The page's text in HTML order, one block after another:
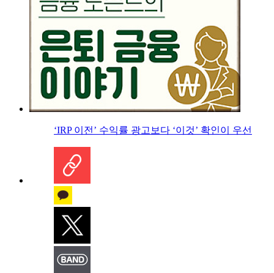
‘IRP 이전’ 수익률 광고보다 ‘이것’ 확인이 우선